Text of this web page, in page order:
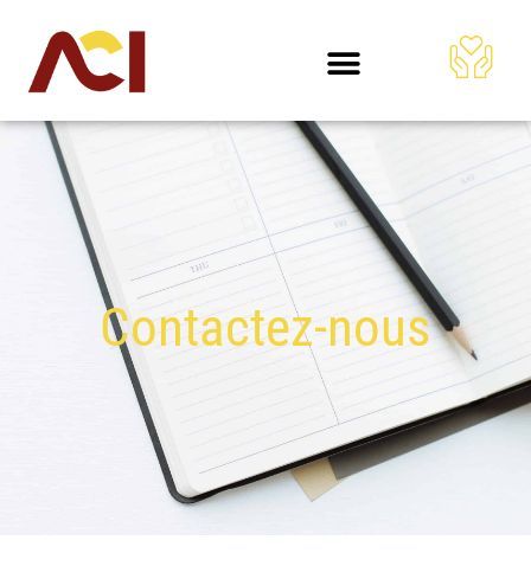
Contactez-nous